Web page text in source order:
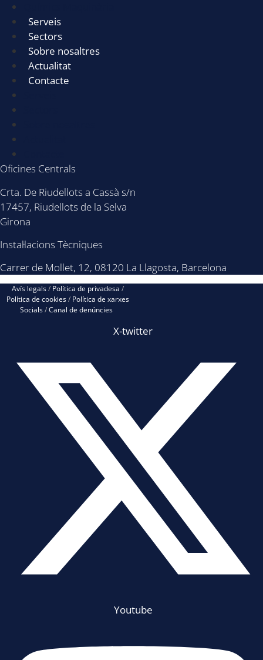
Serveis
Sectors
Sobre nosaltres
Actualitat
Contacte
Oficines Centrals
Crta. De Riudellots a Cassà s/n
17457, Riudellots de la Selva
Girona
Instal·lacions Tècniques
Carrer de Mollet, 12, 08120 La Llagosta, Barcelona
Avís legals/ Política de privadesa /
Política de cookies/ Política de xarxes
Socials/Canal de denúncies
X-twitter
Youtube